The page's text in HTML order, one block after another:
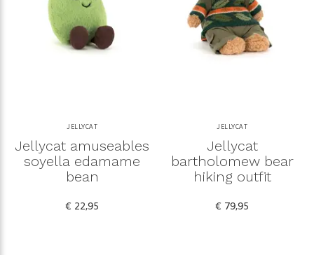
JELLYCAT
Jellycat amuseables
soyella edamame
bean
€ 22,95
JELLYCAT
Jellycat
bartholomew bear
hiking outfit
€ 79,95